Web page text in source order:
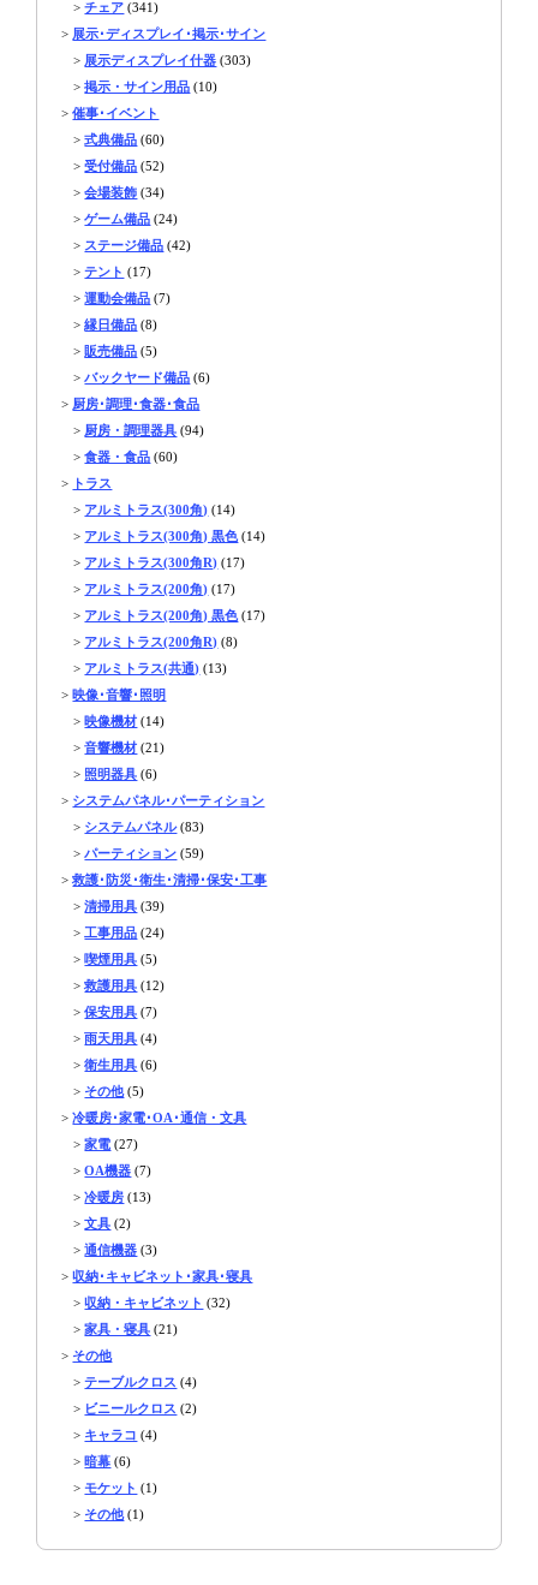
>チェア (341)
> 展示･ディスプレイ･掲示･サイン
> 展示ディスプレイ什器 (303)
>掲示・サイン用品 (10)
>催事･イベント
>式典備品 (60)
>受付備品 (52)
>会場装飾 (34)
>ゲーム備品 (24)
> ステージ備品 (42)
>テント (17)
>運動会備品 (7)
>縁日備品 (8)
> 販売備品 (5)
>バックヤード備品 (6)
> 厨房･調理･食器･食品
> 厨房・調理器具 (94)
>食器・食品 (60)
> トラス
> アルミトラス(300角) (14)
> アルミトラス(300角) 黒色 (14)
> アルミトラス(300角R) (17)
> アルミトラス(200角) (17)
> アルミトラス(200角) 黒色 (17)
> アルミトラス(200角R) (8)
> アルミトラス(共通) (13)
>映像･音響･照明
>映像機材 (14)
>音響機材 (21)
> 照明器具 (6)
> システムパネル･パーティション
> システムパネル(83)
>パーティション (59)
>救護･防災･衛生･清掃･保安･工事
>清掃用具 (39)
> 工事用品 (24)
>喫煙用具 (5)
>救護用具 (12)
>保安用具 (7)
>雨天用具 (4)
>衛生用具 (6)
> その他(5)
>冷暖房･家電･OA･通信・文具
>家電 (27)
>OA機器 (7)
>冷暖房 (13)
>文具 (2)
>通信機器 (3)
>収納･キャビネット･家具･寝具
>収納・キャビネット (32)
>家具・寝具 (21)
> その他
>テーブルクロス (4)
> ビニールクロス (2)
> キャラコ (4)
>暗幕 (6)
>モケット (1)
> その他(1)